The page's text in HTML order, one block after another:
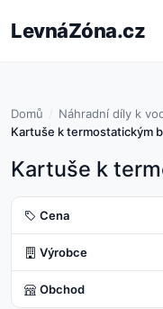
LevnáZóna.cz
Domů
Náhradní díly k
Kartuše k termostatickým
Kartuše k
Cena
Výrobce
Obchod